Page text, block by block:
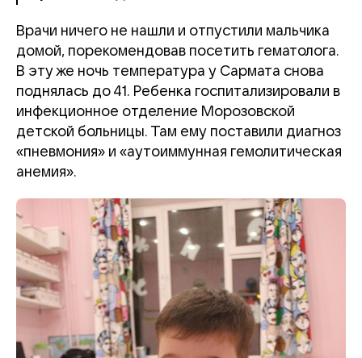
Врачи ничего не нашли и отпустили мальчика
домой, порекомендовав посетить гематолога.
В эту же ночь температура у Сармата снова
поднялась до 41. Ребенка госпитализировали в
инфекционное отделение Морозовской
детской больницы. Там ему поставили диагноз
«пневмония» и «аутоиммунная гемолитическая
анемия».